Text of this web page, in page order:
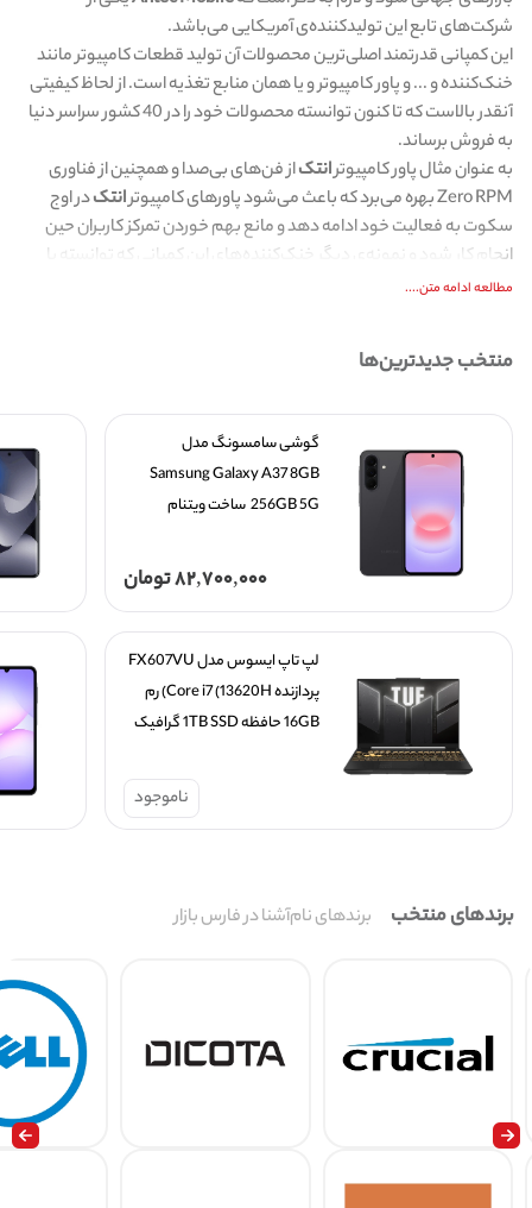
شرکت‌های تابع این تولیدکننده‌ی آمریکایی می‌باشد.
این کمپانی قدرتمند اصلی‌ترین محصولات آن تولید قطعات کامپیوتر مانند
خنک‌کننده و ... و پاور کامپیوتر و یا همان منابع تغذیه است. از لحاظ کیفیتی
آنقدر بالاست که تا کنون توانسته محصولات خود را در 40 کشور سراسر دنیا
به فروش برساند.
به عنوان مثال پاور کامپیوترانتکاز فن‌های بی‌صدا و همچنین از فناوری
Zero RPM بهره می‌برد که باعث می‌شود پاورهای کامپیوتر
انتکدر اوج
سکوت به فعالیت خود ادامه دهد و مانع بهم خوردن تمرکز کاربران حین
انجام کار شود و نمونه‌ی دیگر خنک‌کننده‌های این کمپانی که توانسته با
فاصله‌ی زیادی رقیبان خود را کنار بگذارد، نوع طراحی آن است که در
مطالعه ادامه متن....
منتخب جدیدترین‌ها
گوشی سامسونگ مدل
Samsung Galaxy A37 8GB
256GB 5G  ساخت ویتنام
82,700,000تومان
پردازنده Core i7 (13620H) رم
16GB حافظه 1TB SSD گرافیک
ناموجود
برندهای منتخب برندهای نام‌آشنا در فارس بازار